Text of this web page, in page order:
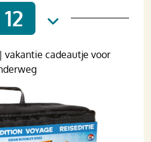
12
cadeautje voor